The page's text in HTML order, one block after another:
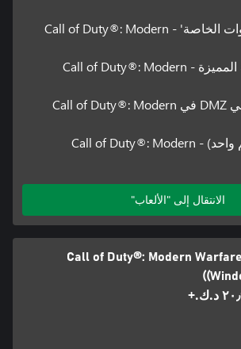
حزمة عملاء 'القوات الخاصة' - Call of Duty®: Modern
مجموعة الأسلحة المميزة - Call of Duty®: Modern
مكافأة الانتشار في DMZ في Call of Duty®: Modern
BlackCell (موسم واحد) - Call of Duty®: Modern
الانتقال إلى "الألعاب"
Call of Duty®: Modern
د.ك.‏+